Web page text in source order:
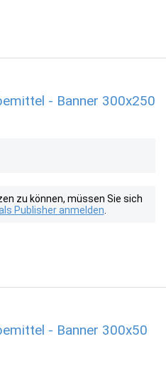
- Banner 300x250
zu können, müssen Sie sich
Publisher anmelden
- Banner 300x50